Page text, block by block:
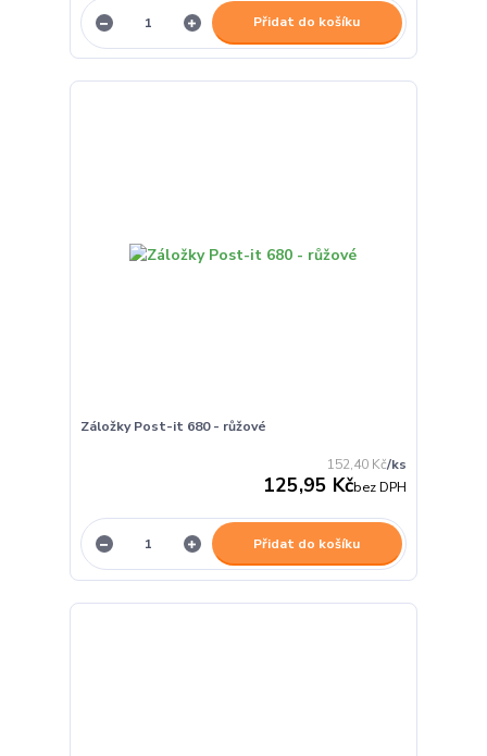
Přidat do košíku
Záložky Post-it 680 - růžové
152,40 Kč/ks
125,95 Kčbez DPH
Přidat do košíku